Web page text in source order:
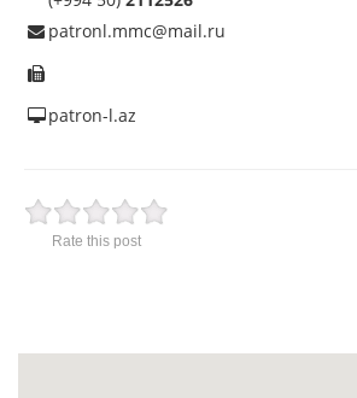
patronl.mmc@mail.ru
patron-l.az
Rate this post